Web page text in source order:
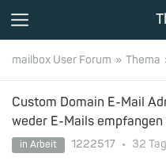
mailbox User Forum Thema
Custom Domain E-Mail
weder E-Mails
in Arbeit 1222517 • 32